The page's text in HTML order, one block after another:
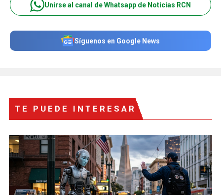
Unirse al canal de Whatsapp de Noticias RCN
Síguenos en Google News
TE PUEDE INTERESAR